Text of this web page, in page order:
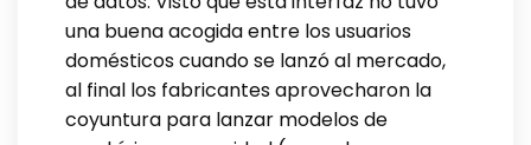
una buena acogida entre los usuarios
domésticos cuando se lanzó al mercado,
al final los fabricantes aprovecharon la
coyuntura para lanzar modelos de